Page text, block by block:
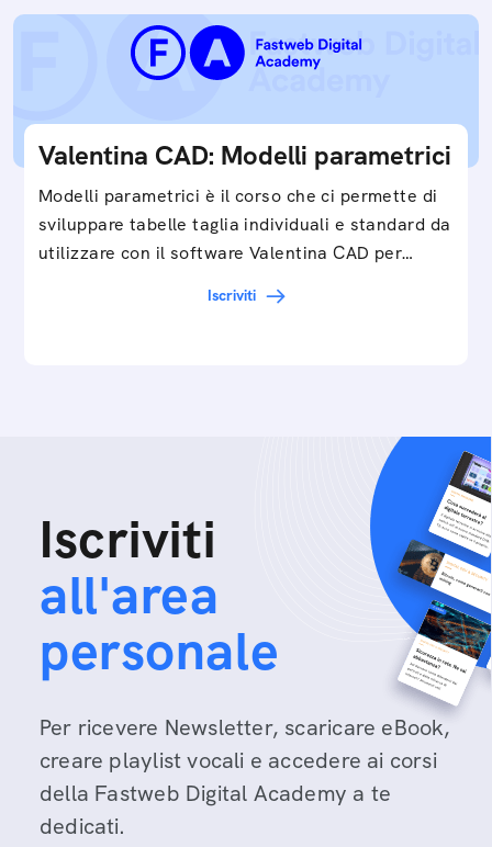
Valentina CAD: Modelli parametrici
Modelli parametrici è il corso che ci permette di
sviluppare tabelle taglia individuali e standard da
utilizzare con il software Valentina CAD per…
Iscriviti
Iscriviti
all'area
personale
Per ricevere Newsletter, scaricare eBook,
creare playlist vocali e accedere ai corsi
della Fastweb Digital Academy a te
dedicati.